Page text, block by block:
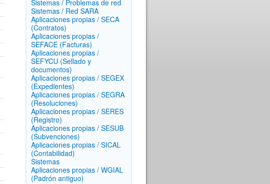
Sistemas / Problemas de red
Sistemas / Red SARA
Aplicaciones propias / SECA
(Contratos)
Aplicaciones propias /
SEFACE (Facturas)
Aplicaciones propias /
SEFYCU (Sellado y
documentos)
Aplicaciones propias / SEGEX
(Expedientes)
Aplicaciones propias / SEGRA
(Resoluciones)
Aplicaciones propias / SERES
(Registro)
Aplicaciones propias / SESUB
(Subvenciones)
Aplicaciones propias / SICAL
(Contabilidad)
Sistemas
Aplicaciones propias / WGIAL
(Padrón antiguo)